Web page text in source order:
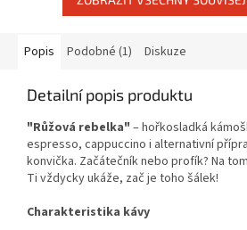
Popis Podobné (1) Diskuze
Detailní popis produktu
"Růžová rebelka" – hořkosladká
espresso, cappuccino i alternativní
konvička. Začátečník nebo profík? Na
Ti vždycky ukáže, zač je toho šálek!
Charakteristika kávy